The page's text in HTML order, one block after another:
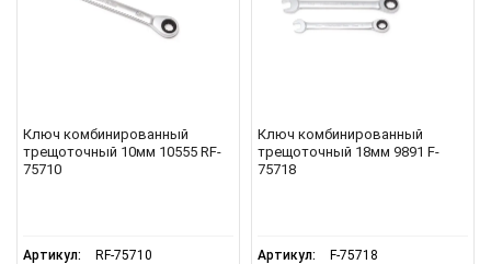
Ключ комбинированный
трещоточный 10мм 10555 RF-
75710
Артикул:
RF-75710
Ключ комбинированный
трещоточный 18мм 9891 F-
75718
Артикул:
F-75718